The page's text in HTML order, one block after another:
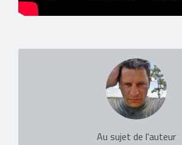
Au sujet de l'auteur